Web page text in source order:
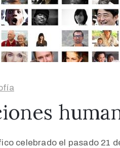
celebrado el pasado 21